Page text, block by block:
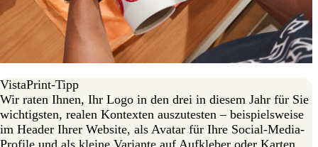
VistaPrint-Tipp
Wir raten Ihnen, Ihr Logo in den drei in diesem Jahr für Sie
wichtigsten, realen Kontexten auszutesten – beispielsweise
im Header Ihrer Website, als Avatar für Ihre Social-Media-
Profile und als kleine Variante auf Aufkleber oder Karten